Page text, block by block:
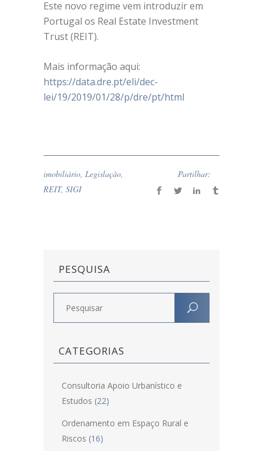
Este novo regime vem introduzir em
Portugal os Real Estate Investment
Trust (REIT).
Mais informação aqui:
https://data.dre.pt/eli/dec-
lei/19/2019/01/28/p/dre/pt/html
imobiliário, Legislação,
REIT, SIGI
Partilhar:
PESQUISA
CATEGORIAS
Consultoria Apoio Urbanístico e
Estudos (22)
Ordenamento em Espaço Rural e
Riscos (16)